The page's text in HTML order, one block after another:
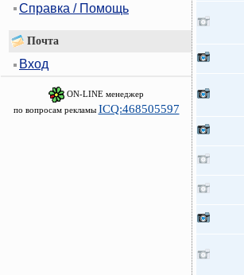
Справка / Помощь
Почта
Вход
ON-LINE менеджер
по вопросам рекламы ICQ:468505597